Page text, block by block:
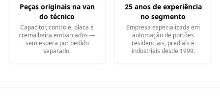
Peças originais na van
do técnico
Capacitor, controle, placa e
cremalheira embarcados —
sem espera por pedido
separado.
25 anos de experiência
no segmento
Empresa especializada em
automação de portões
residenciais, prediais e
industriais desde 1999.